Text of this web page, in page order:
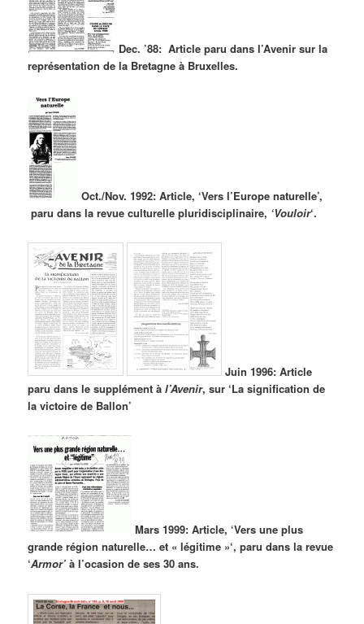
Dec. ’88: Article paru dans l’Avenir sur la
représentation de la Bretagne à Bruxelles.
Oct./Nov. 1992: Article, ‘Vers l’Europe naturelle’,
paru dans la revue culturelle pluridisciplinaire, ‘Vouloir‘.
Juin 1996: Article
paru dans le supplément àl’Avenir, sur ‘La signification de
la victoire de Ballon’
Mars 1999: Article, ‘Vers une plus
grande région naturelle… et « légitime »‘, paru dans la revue
‘Armor’ à l’ocasion de ses 30 ans.